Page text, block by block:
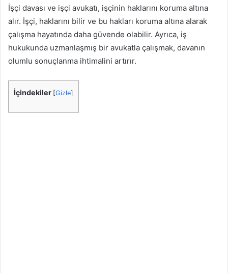
İşçi davası ve işçi avukatı, işçinin haklarını koruma altına
alır. İşçi, haklarını bilir ve bu hakları koruma altına alarak
çalışma hayatında daha güvende olabilir. Ayrıca, iş
hukukunda uzmanlaşmış bir avukatla çalışmak, davanın
olumlu sonuçlanma ihtimalini artırır.
İçindekiler [Gizle]